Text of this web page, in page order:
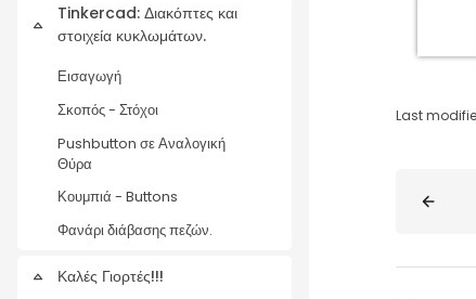
Collapse
Tinkercad: Διακόπτες και
στοιχεία κυκλωμάτων.
Εισαγωγή
Σκοπός - Στόχοι
Pushbutton σε Αναλογική
Θύρα
Κουμπιά - Buttons
Φανάρι διάβασης πεζών.
Collapse
Καλές Γιορτές!!!
Last
Blocks